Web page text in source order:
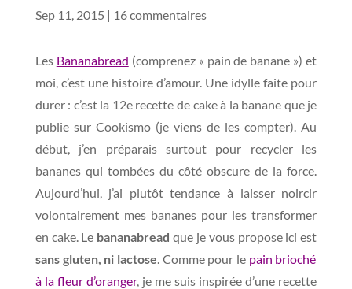
Sep 11, 2015 | 16 commentaires
Les Bananabread (comprenez « pain de banane ») et
moi, c’est une histoire d’amour. Une idylle faite pour
durer : c’est la 12e recette de cake à la banane que je
publie sur Cookismo (je viens de les compter). Au
début, j’en préparais surtout pour recycler les
bananes qui tombées du côté obscure de la force.
Aujourd’hui, j’ai plutôt tendance à laisser noircir
volontairement mes bananes pour les transformer
en cake. Le bananabread que je vous propose ici est
sans gluten, ni lactose. Comme pour le pain brioché
à la fleur d’oranger, je me suis inspirée d’une recette